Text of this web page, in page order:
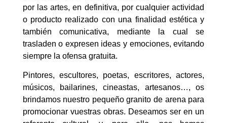
por las artes, en definitiva, por cualquier actividad
o producto realizado con una finalidad estética y
también comunicativa, mediante la cual se
trasladen o expresen ideas y emociones, evitando
siempre la ofensa gratuita.
Pintores, escultores, poetas, escritores, actores,
músicos, bailarines, cineastas, artesanos…, os
brindamos nuestro pequeño granito de arena para
promocionar vuestras obras. Deseamos ser en un